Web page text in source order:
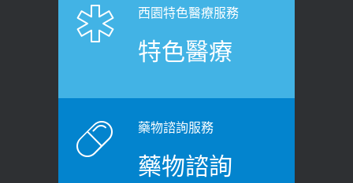
健康肛門痛都是痔瘡?醫談瘍瘍瘻管與肛
裂差異 逾50歲民眾可做1事
原則避免血糖血壓飆高
2026-06-08
「落枕」不要大力按脖子！ 1招「伸
展運動」預防落枕
老後睡不好、夜間易跌倒
2021-03-05
西園特色醫療服務
特色醫療
藥物諮詢服務
藥物諮詢